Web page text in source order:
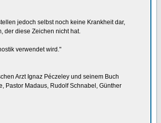
jedoch selbst noch keine Krankheit dar,
der diese Zeichen nicht hat.
verwendet wird."
Arzt Ignaz Péczeley und seinem Buch
Pastor Madaus, Rudolf Schnabel, Günther